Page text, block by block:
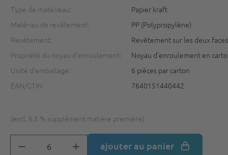
Type de matérieau:
Papier kraft
Matériau de revêtement:
PP (Polypropylène)
Revêtement:
Revêtement sur les deux faces
Propriété du noyau d'enroulement:
Noyau d'enroulement en
Unité d'emballage:
6 pièces par carton
EAN/GTIN:
7640151440442
(excl. 6.5 % supplément matière première)
ajouter au panier